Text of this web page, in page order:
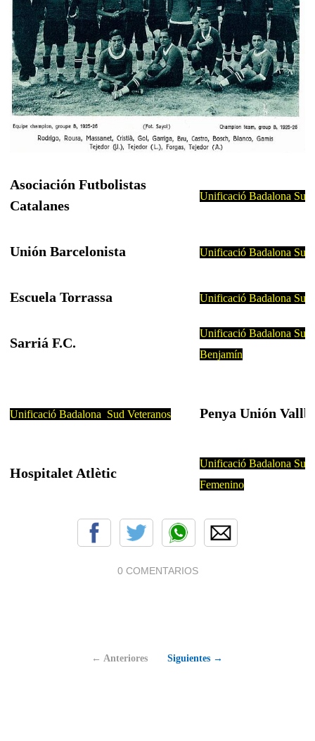
Asociación Futbolistas
Catalanes
Unificació Badalona Sud
Unión Barcelonista Unificació Badalona
Escuela Torrassa Unificació Badalona
Sarriá F.C.
Unificació Badalona Sud
Benjamín
Unificació Badalona Sud Veteranos Penya Unión
Hospitalet Atlètic
Unificació Badalona Sud
Femenino
0 COMENTARIOS
← Anteriores Siguientes →